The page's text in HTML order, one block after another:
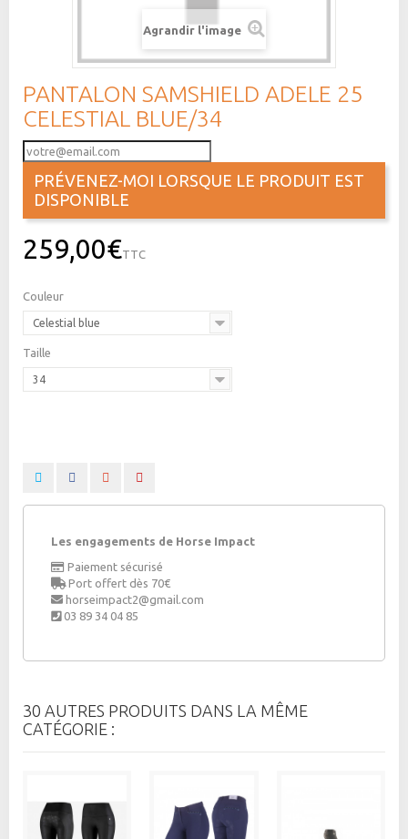
Agrandir l'image
PANTALON SAMSHIELD ADELE 25
CELESTIAL BLUE/34
PRÉVENEZ-MOI LORSQUE LE PRODUIT EST
DISPONIBLE
259,00€TTC
Couleur
Celestial blue
Taille
34
Les engagements de Horse Impact
Paiement sécurisé
Port offert dès 70€
horseimpact2@gmail.com
03 89 34 04 85
30 AUTRES PRODUITS DANS LA MÊME
CATÉGORIE :